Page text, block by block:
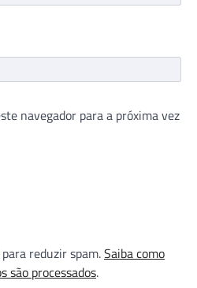
navegador para a próxima vez
reduzir spam.Saiba como
são processados.